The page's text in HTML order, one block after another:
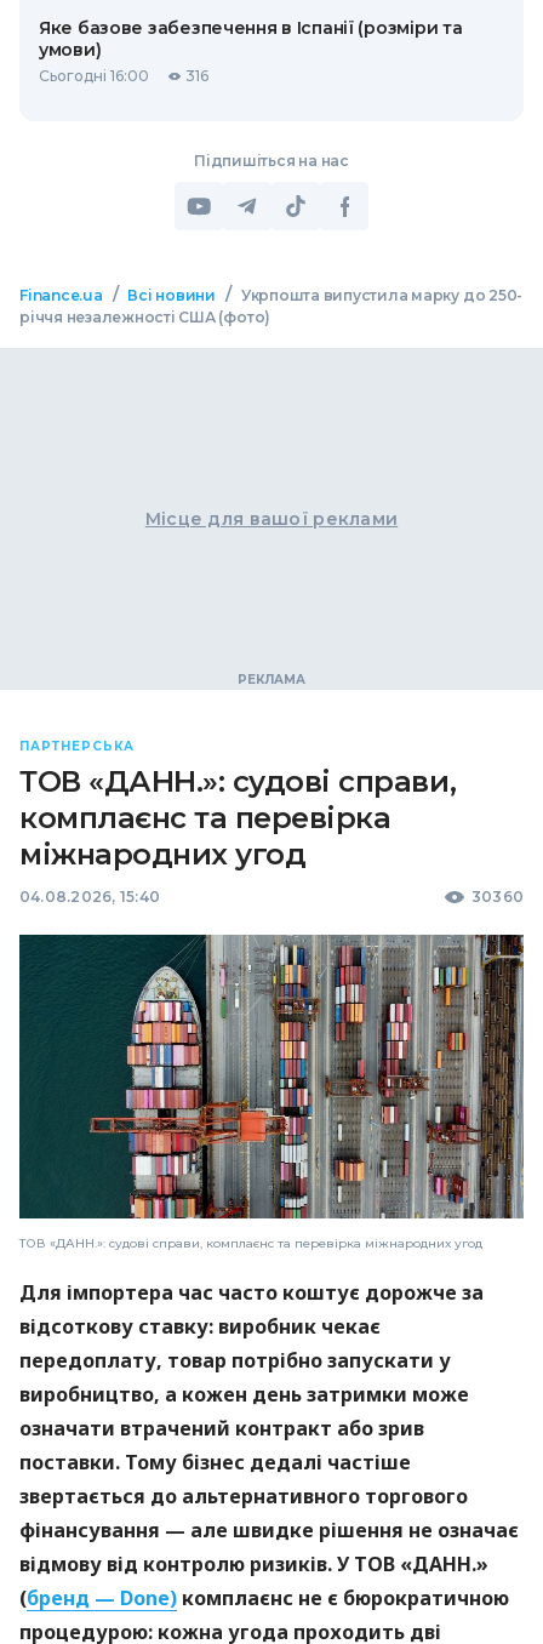
Яке базове забезпечення в Іспанії (розміри та
умови)
Сьогодні 16:00 316
Підпишіться на нас
Finance.ua / Всі новини / Укрпошта випустила марку до 250-
річчя незалежності США (фото)
Місце для вашої реклами
ПАРТНЕРСЬКА
ТОВ «ДАНН.»: судові справи,
комплаєнс та перевірка
міжнародних угод
04.08.2026, 15:40 30360
ТОВ «ДАНН.»: судові справи, комплаєнс та перевірка міжнародних угод
Для імпортера час часто коштує дорожче за
відсоткову ставку: виробник чекає
передоплату, товар потрібно запускати у
виробництво, а кожен день затримки може
означати втрачений контракт або зрив
поставки. Тому бізнес дедалі частіше
звертається до альтернативного торгового
фінансування — але швидке рішення не означає
відмову від контролю ризиків. У ТОВ «ДАНН.»
(бренд — Done) комплаєнс не є бюрократичною
процедурою: кожна угода проходить дві